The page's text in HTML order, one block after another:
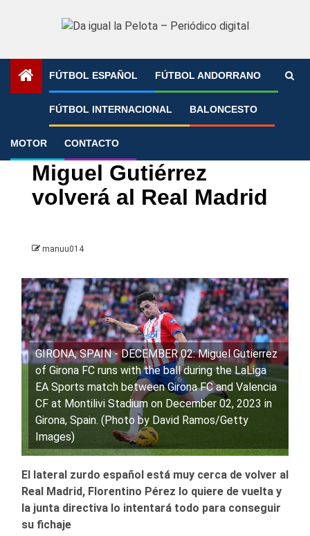
FÚTBOL ESPAÑOL FÚTBOL ANDORRANO
FÚTBOL INTERNACIONAL BALONCESTO
MOTOR CONTACTO
»
Girona FC LaLiga Real Madrid
Miguel Gutiérrez
volverá al Real Madrid
manuu014
GIRONA, SPAIN - DECEMBER 02: Miguel Gutierrez
of Girona FC runs with the ball during the LaLiga
EA Sports match between Girona FC and Valencia
CF at Montilivi Stadium on December 02, 2023 in
Girona, Spain. (Photo by David Ramos/Getty
Images)
El lateral zurdo español está muy cerca de volver al
Real Madrid, Florentino Pérez lo quiere de vuelta y
la junta directiva lo intentará todo para conseguir
su fichaje